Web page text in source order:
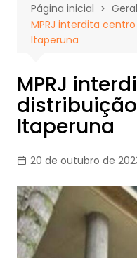
Página inicial
Geral
MPRJ interdita
Itaperuna
MPRJ
Itaperuna
20 de outubro de